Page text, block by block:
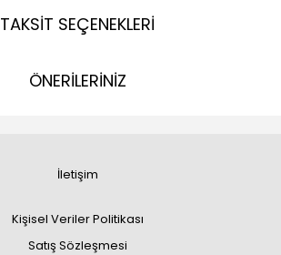
TAKSİT SEÇENEKLERİ
ÖNERİLERİNİZ
İletişim
Kişisel Veriler Politikası
Satış Sözleşmesi